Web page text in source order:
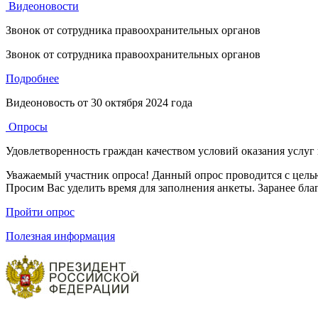
Видеоновости
Звонок от сотрудника правоохранительных органов
Звонок от сотрудника правоохранительных органов
Подробнее
Видеоновость от 30 октября 2024 года
Опросы
Удовлетворенность граждан качеством условий оказания
Уважаемый участник опроса! Данный опрос проводится с
Просим Вас уделить время для заполнения анкеты. Заранее
Пройти опрос
Полезная информация